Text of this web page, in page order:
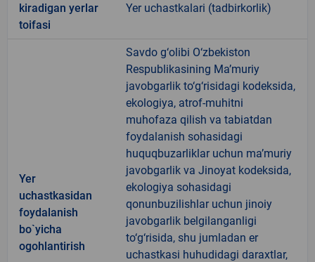
kiradigan yerlar
toifasi
Yer uchastkalari (tadbirkorlik)
Yer
uchastkasidan
foydalanish
bo`yicha
ogohlantirish
Savdo g‘olibi O‘zbekiston
Respublikasining Ma’muriy
javobgarlik to‘g‘risidagi kodeksida,
ekologiya, atrof-muhitni
muhofaza qilish va tabiatdan
foydalanish sohasidagi
huquqbuzarliklar uchun ma’muriy
javobgarlik va Jinoyat kodeksida,
ekologiya sohasidagi
qonunbuzilishlar uchun jinoiy
javobgarlik belgilanganligi
to‘g‘risida, shu jumladan er
uchastkasi huhudidagi daraxtlar,